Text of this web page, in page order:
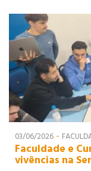
03/06/2026 -
Faculdade e
vivências na